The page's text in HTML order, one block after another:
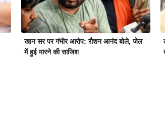
खान सर पर गंभीर आरोप: रौशन आनंद बोले, जेल
में हुई मारने की साजिश